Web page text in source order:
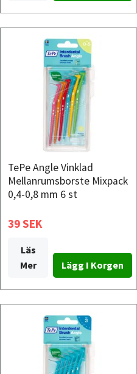
TePe Angle Vinklad
Mellanrumsborste Mixpack
0,4-0,8 mm 6 st
39 SEK
Läs
Mer